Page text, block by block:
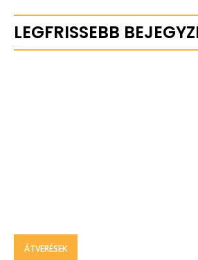
LEGFRISSEBB
ÁTVERÉSEK